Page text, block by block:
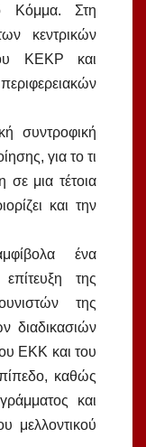
Κόμμα. Στη
κεντρικών
ΚΕΚΡ και
συντροφική
για το τι
σε μια τέτοια
και την
ένα
της
της
διαδικασιών
ΕΚΚ και του
καθώς
και
μελλοντικού